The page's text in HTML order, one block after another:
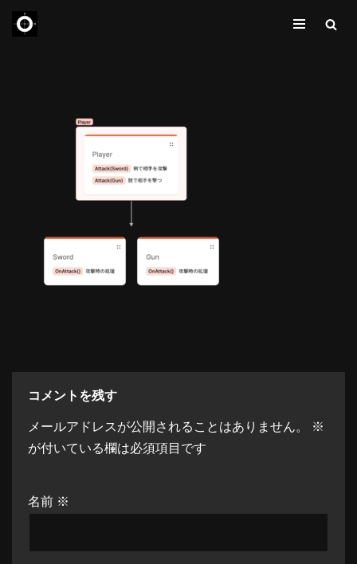
コメントを残す
メールアドレスが公開されることはありません。
※
が付いている欄は必須項目です
名前 ※